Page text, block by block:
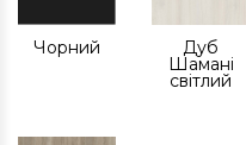
Чорний Дуб
Шамані
світлий